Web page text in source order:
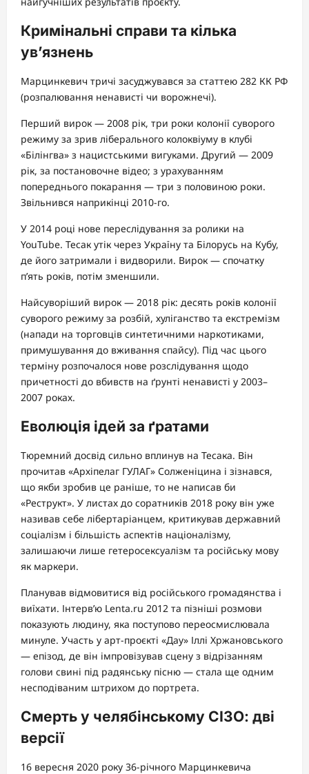
Кримінальні справи та кілька
ув’язнень
Марцинкевич тричі засуджувався за статтею 282 КК РФ
(розпалювання ненависті чи ворожнечі).
Перший вирок — 2008 рік, три роки колонії суворого
режиму за зрив ліберального колоквіуму в клубі
«Білінгва» з нацистськими вигуками. Другий — 2009
рік, за постановочне відео; з урахуванням
попереднього покарання — три з половиною роки.
Звільнився наприкінці 2010-го.
У 2014 році нове переслідування за ролики на
YouTube. Тесак утік через Україну та Білорусь на Кубу,
де його затримали і видворили. Вирок — спочатку
п’ять років, потім зменшили.
Найсуворіший вирок — 2018 рік: десять років колонії
суворого режиму за розбій, хуліганство та екстремізм
(напади на торговців синтетичними наркотиками,
примушування до вживання спайсу). Під час цього
терміну розпочалося нове розслідування щодо
причетності до вбивств на ґрунті ненависті у 2003–
2007 роках.
Еволюція ідей за ґратами
Тюремний досвід сильно вплинув на Тесака. Він
прочитав «Архіпелаг ГУЛАГ» Солженіцина і зізнався,
що якби зробив це раніше, то не написав би
«Реструкт». У листах до соратників 2018 року він уже
називав себе лібертаріанцем, критикував державний
соціалізм і більшість аспектів націоналізму,
залишаючи лише гетеросексуалізм та російську мову
як маркери.
Планував відмовитися від російського громадянства і
виїхати. Інтерв’ю Lenta.ru 2012 та пізніші розмови
показують людину, яка поступово переосмислювала
минуле. Участь у арт-проєкті «Дау» Іллі Хржановського
— епізод, де він імпровізував сцену з відрізанням
голови свині під радянську пісню — стала ще одним
несподіваним штрихом до портрета.
Смерть у челябінському СІЗО: дві
версії
16 вересня 2020 року 36-річного Марцинкевича